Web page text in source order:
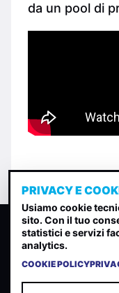
da un pool di
CLASSIFICA
Classifica per indice
PRIVACY E
Usiamo cookie
sito. Con il tuo
statistici e servizi
analytics.
COOKIE POLICY